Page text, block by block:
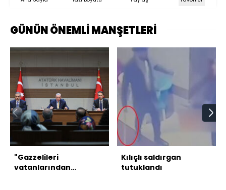
GÜNÜN ÖNEMLİ MANŞETLERİ
"Gazzelileri
vatanlarından
Kılıçlı saldırgan
tutuklandı